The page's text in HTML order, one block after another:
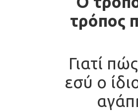
τρόπος
Γιατί
εσύ ο